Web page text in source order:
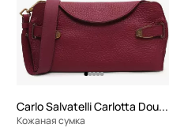
Carlo Salvatelli Carlotta Double
Кожаная сумка